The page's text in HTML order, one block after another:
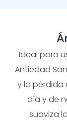
Ideal para
Antiedad
y la pérdida
día y de
suaviza